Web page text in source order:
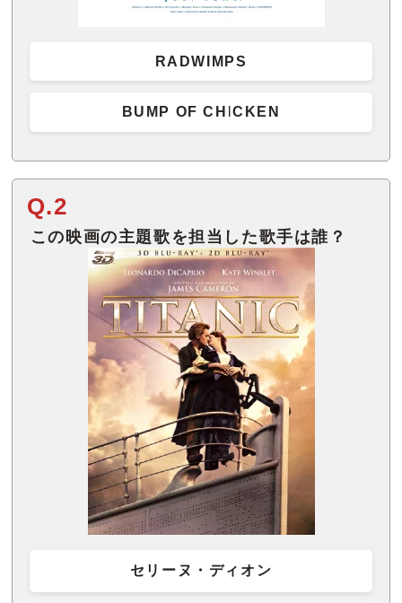
RADWIMPS
BUMP OF CHICKEN
Q.2
セリーヌ・ディオン